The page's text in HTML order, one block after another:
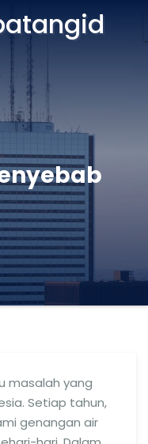
masalah yang
Setiap tahun,
genangan air